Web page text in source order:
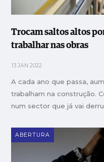
Trocam saltos altos
trabalhar nas obras
13 JAN 2022
A cada ano que passa,
trabalham na construção.
num sector que já vai
ABERTURA